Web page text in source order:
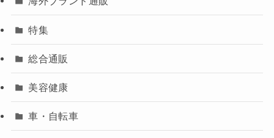
特集
総合通販
美容健康
車・自転車